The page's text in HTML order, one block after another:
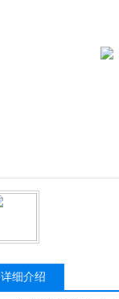
详细介绍